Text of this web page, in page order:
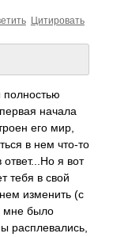
Цитировать
полностью
начала
его мир,
в нем что-то
я вот
тебя в свой
изменить (с
мне было
расплевались,